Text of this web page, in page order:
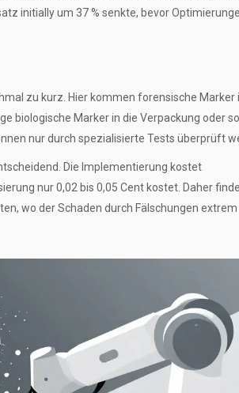
initially um 37 % senkte, bevor
zu kurz. Hier kommen forensische Marker
biologische Marker in die Verpackung oder
nur durch spezialisierte Tests überprüft
Die Implementierung kostet
nur 0,02 bis 0,05 Cent kostet. Daher
wo der Schaden durch Fälschungen extrem